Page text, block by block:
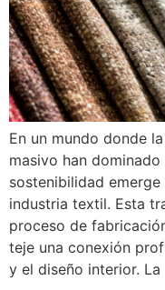
En un mundo donde
masivo han
sostenibilidad
industria textil. Esta
proceso de
teje una conexión
y el diseño interior.